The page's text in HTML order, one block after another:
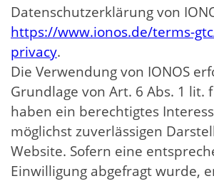
Datenschutzerklärung von
https://www.ionos.de/terms-
privacy.
Die Verwendung von IONOS
Grundlage von Art. 6 Abs. 1 lit. f
haben ein berechtigtes
möglichst zuverlässigen
Website. Sofern eine
Einwilligung abgefragt wurde,